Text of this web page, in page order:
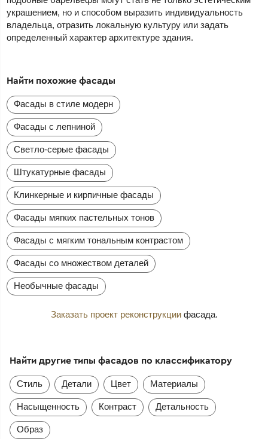
украшением, но и способом выразить индивидуальность
владельца, отразить локальную культуру или задать
определенный характер архитектуре здания.
Найти похожие фасады
Фасады в стиле модерн
Фасады с лепниной
Светло-серые фасады
Штукатурные фасады
Клинкерные и кирпичные фасады
Фасады мягких пастельных тонов
Фасады с мягким тональным контрастом
Фасады со множеством деталей
Необычные фасады
Заказать проект реконструкциифасада.
Найти другие типы фасадов по классификатору
Стиль Детали Цвет Материалы
Насыщенность Контраст Детальность
Образ